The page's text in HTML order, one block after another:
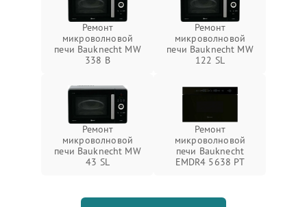
Ремонт
микроволновой
печи Bauknecht MW
338 B
Ремонт
микроволновой
печи Bauknecht MW
122 SL
Ремонт
микроволновой
печи Bauknecht MW
43 SL
Ремонт
микроволновой
печи Bauknecht
EMDR4 5638 PT